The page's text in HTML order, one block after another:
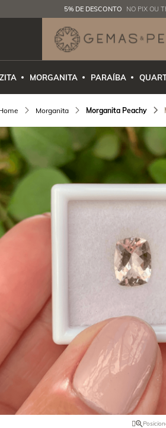
5% DE DESCONTO NO PIX OU
MORGANITA PARAÍBA
Morganita Morganita Peachy
pode ser intensificado com o
ocorre naturalmente ela na
Encontrada no Brasil, Tailândia,
Africa e EUA.
tudo o
de
o
maior